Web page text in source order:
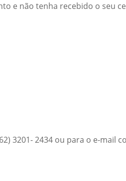
e não tenha recebido o seu
3201- 2434 ou para o e-mail